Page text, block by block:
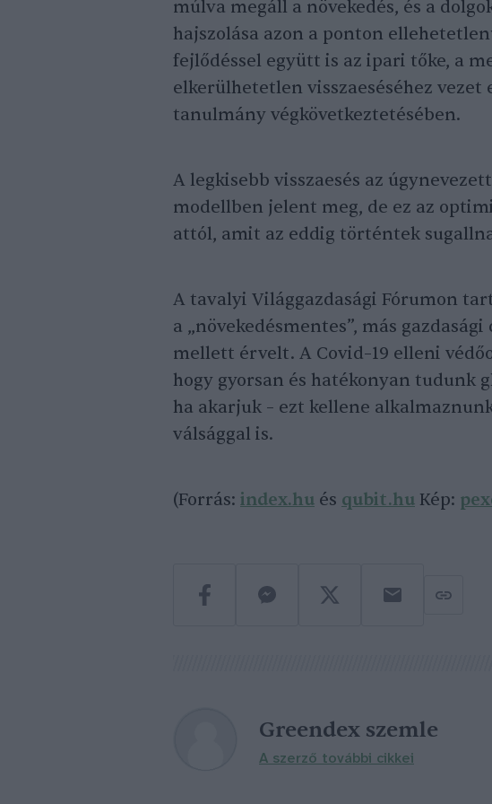
múlva megáll a növekedés, és a
hajszolása azon a ponton
fejlődéssel együtt is az ipari tőke, a
elkerülhetetlen visszaeséséhez vezet
tanulmány végkövetkeztetésében.
A legkisebb visszaesés az
modellben jelent meg, de ez az
attól, amit az eddig történtek
A tavalyi Világgazdasági Fórumon
a „növekedésmentes”, más
mellett érvelt. A Covid–19 elleni
hogy gyorsan és hatékonyan tudunk
ha akarjuk – ezt kellene
válsággal is.
(Forrás: index.hu és qubit.hu Kép:
Greendex szemle
A szerző további cikkei